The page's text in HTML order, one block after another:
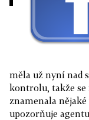
měla už nyní nad
kontrolu, takže se
znamenala
upozorňuje